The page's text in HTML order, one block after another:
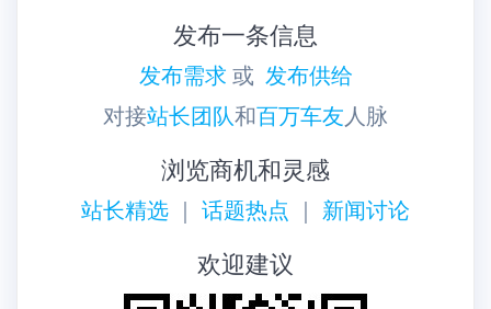
发布一条信息
发布需求 或 发布供给
对接站长团队和百万车友人脉
浏览商机和灵感
站长精选 ｜ 话题热点 ｜ 新闻讨论
欢迎建议